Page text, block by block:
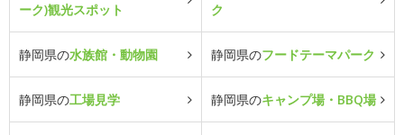
ーク)観光スポット
ク
静岡県の水族館・動物園 静岡県のフードテーマパーク
静岡県の工場見学 静岡県のキャンプ場・BBQ場